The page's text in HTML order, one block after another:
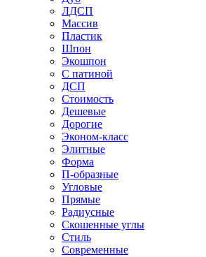
ЛДСП
Массив
Пластик
Шпон
Экошпон
С патиной
ДСП
Стоимость
Дешевые
Дорогие
Эконом-класс
Элитные
Форма
П-образные
Угловые
Прямые
Радиусные
Скошенные углы
Стиль
Современные